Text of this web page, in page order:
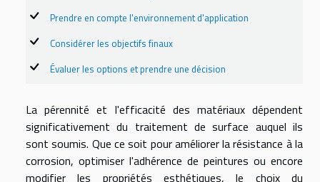
Prendre en compte l'environnement d'application
Considérer les objectifs finaux
Évaluer les options et prendre une décision
La pérennité et l'efficacité des matériaux dépendent
significativement du traitement de surface auquel ils
sont soumis. Que ce soit pour améliorer la résistance à la
corrosion, optimiser l'adhérence de peintures ou encore
modifier les propriétés esthétiques, le choix du